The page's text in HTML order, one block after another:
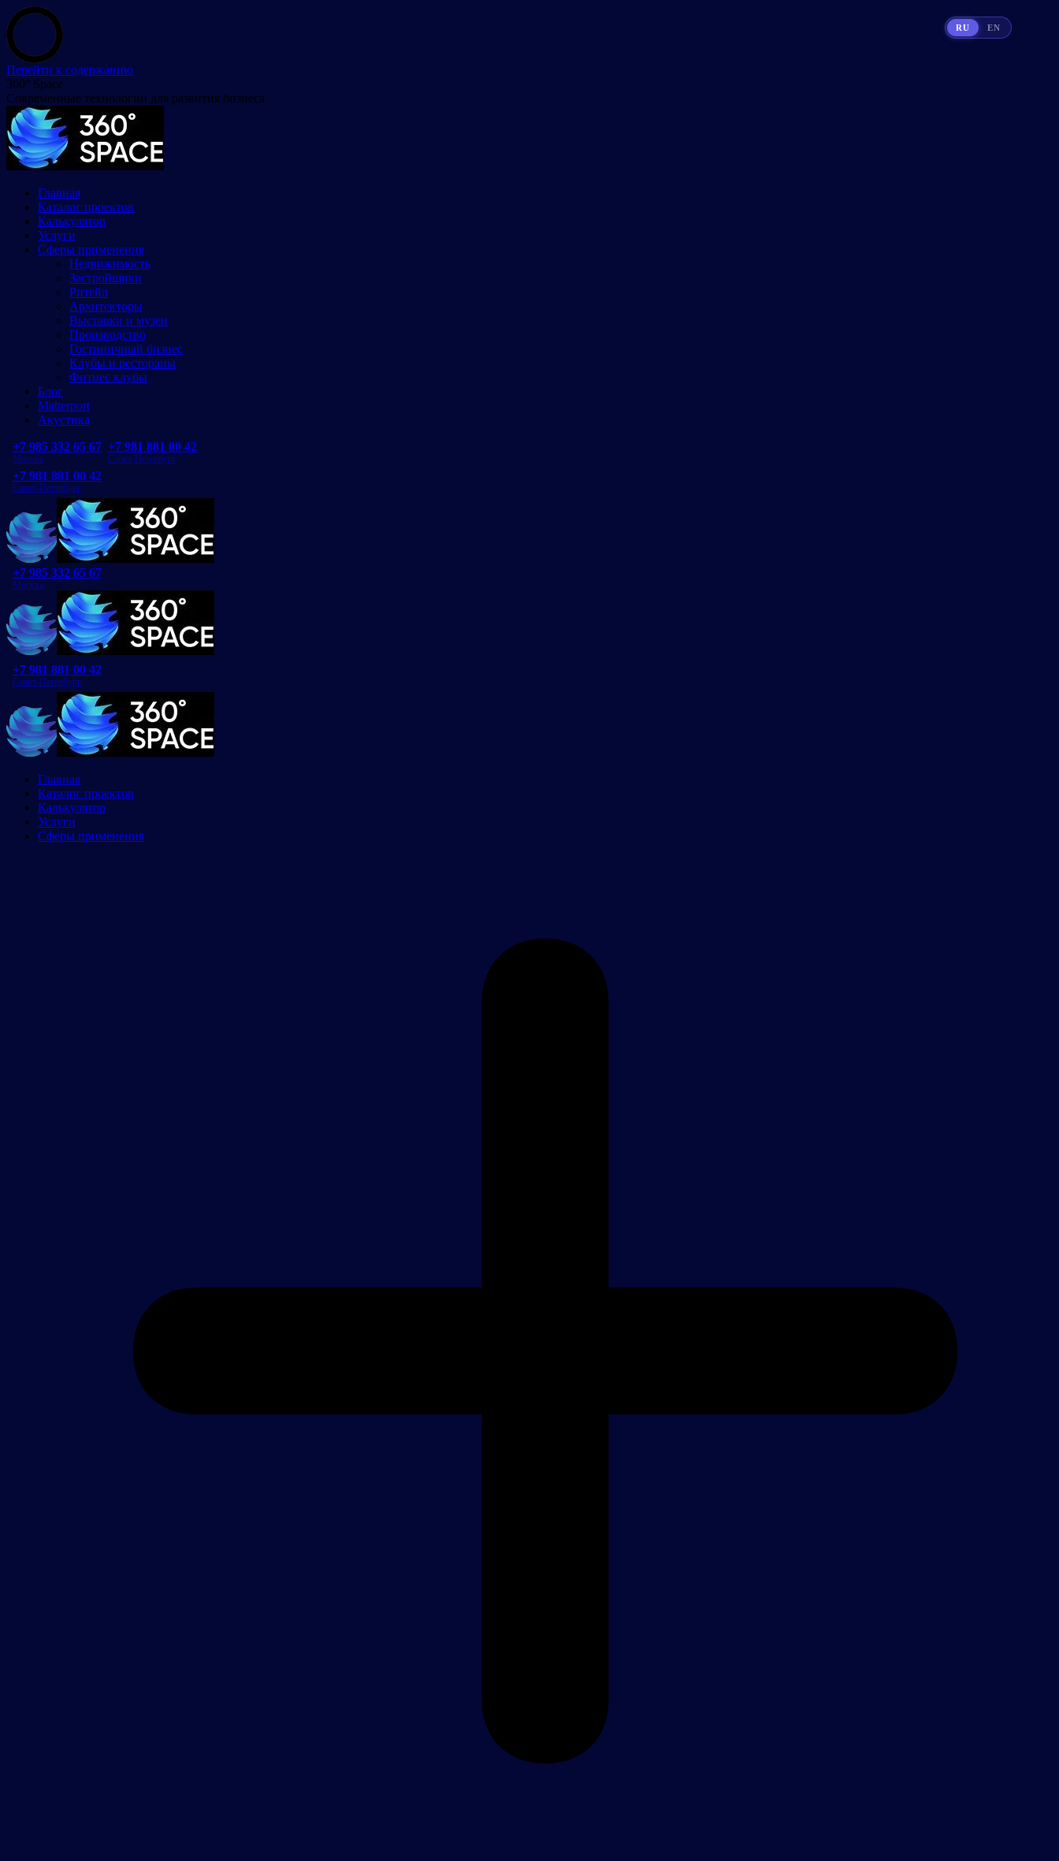
Перейти к содержанию
360° Space
Современные технологии для развития бизнеса
Главная
Каталог проектов
Калькулятор
Услуги
Сферы применения
Недвижимость
Застройщики
Ритейл
Архитекторы
Выставки и музеи
Производство
Гостиничный бизнес
Клубы и рестораны
Фитнес клубы
Блог
Matterport
Акустика
+7 985 332 65 67
Москва
+7 981 881 00 42
Санкт-Петербург
+7 981 881 00 42
Санкт-Петербург
+7 985 332 65 67
Москва
+7 981 881 00 42
Санкт-Петербург
Главная
Каталог проектов
Калькулятор
Услуги
Сферы применения
RU EN